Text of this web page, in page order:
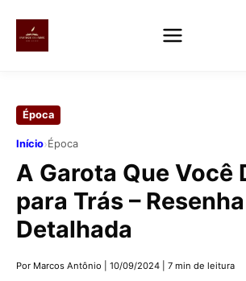
conteúdo
principal
Época
Início›Época
A Garota Que Você
para Trás – Resenha
Detalhada
Por Marcos Antônio 10/09/2024 7 min de leitura